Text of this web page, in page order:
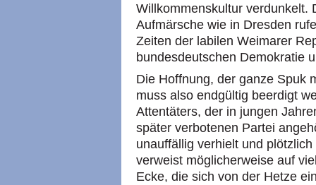
Willkommenskultur verdunkelt.
Aufmärsche wie in Dresden
Zeiten der labilen Weimarer
bundesdeutschen Demokratie
Die Hoffnung, der ganze Spuk
muss also endgültig beerdigt
Attentäters, der in jungen
später verbotenen Partei
unauffällig verhielt und
verweist möglicherweise auf
Ecke, die sich von der Hetze